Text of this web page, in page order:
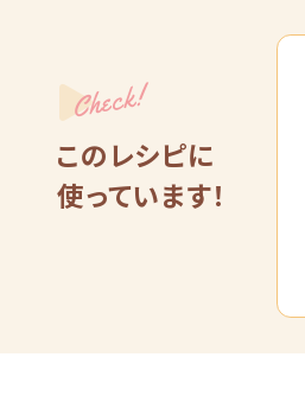
Check!
このレシピに
使っています！